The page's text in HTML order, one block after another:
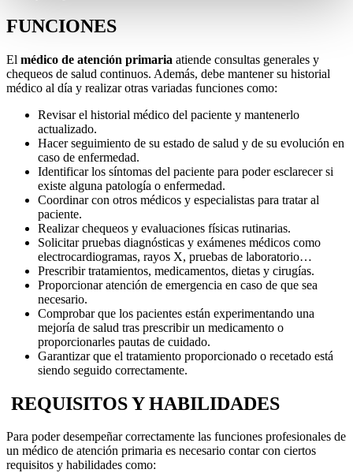
FUNCIONES
El médico de atención primaria atiende consultas generales y
chequeos de salud continuos. Además, debe mantener su historial
médico al día y realizar otras variadas funciones como:
Revisar el historial médico del paciente y mantenerlo
actualizado.
Hacer seguimiento de su estado de salud y de su evolución en
caso de enfermedad.
Identificar los síntomas del paciente para poder esclarecer si
existe alguna patología o enfermedad.
Coordinar con otros médicos y especialistas para tratar al
paciente.
Realizar chequeos y evaluaciones físicas rutinarias.
Solicitar pruebas diagnósticas y exámenes médicos como
electrocardiogramas, rayos X, pruebas de laboratorio…
Prescribir tratamientos, medicamentos, dietas y cirugías.
Proporcionar atención de emergencia en caso de que sea
necesario.
Comprobar que los pacientes están experimentando una
mejoría de salud tras prescribir un medicamento o
proporcionarles pautas de cuidado.
Garantizar que el tratamiento proporcionado o recetado está
siendo seguido correctamente.
REQUISITOS Y HABILIDADES
Para poder desempeñar correctamente las funciones profesionales de
un médico de atención primaria es necesario contar con ciertos
requisitos y habilidades como: